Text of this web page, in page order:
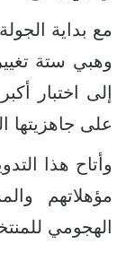
مع بداية
وهبي ستة
إلى اختبار
على جاهزيتها
وأتاح هذا
مؤهلاتهم
الهجومي